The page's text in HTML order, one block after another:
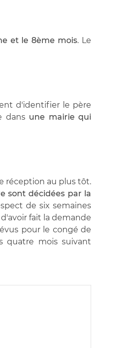
et le 8ème mois. Le
d'identifier le père
dans une mairie qui
réception au plus tôt.
sont décidées par la
de six semaines
fait la demande
pour le congé de
quatre mois suivant